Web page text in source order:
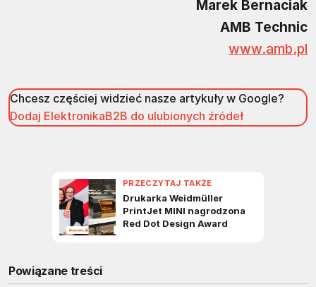
Marek Bernaciak
AMB Technic
www.amb.pl
Chcesz częściej widzieć nasze artykuły w Google?
Dodaj ElektronikaB2B do ulubionych źródeł
Powiązane treści